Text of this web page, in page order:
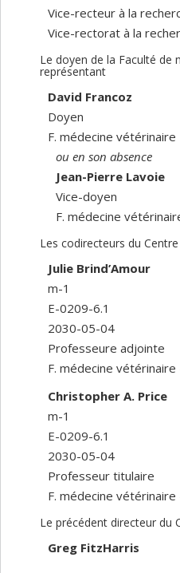
Vice-recteur à la
Vice-rectorat à la
Le doyen de la Faculté de
représentant
David Francoz
Doyen
F. médecine vétérinaire
ou en son absence
Jean-Pierre Lavoie
Vice-doyen
F. médecine
Les codirecteurs du Centre
Julie Brind’Amour
m-1
E-0209-6.1
2030-05-04
Professeure adjointe
F. médecine
Christopher A. Price
m-1
E-0209-6.1
2030-05-04
Professeur titulaire
F. médecine
Le précédent directeur du
Greg FitzHarris